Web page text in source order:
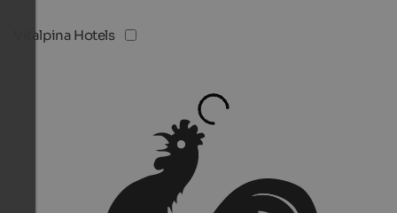
Vitalpina Hotels